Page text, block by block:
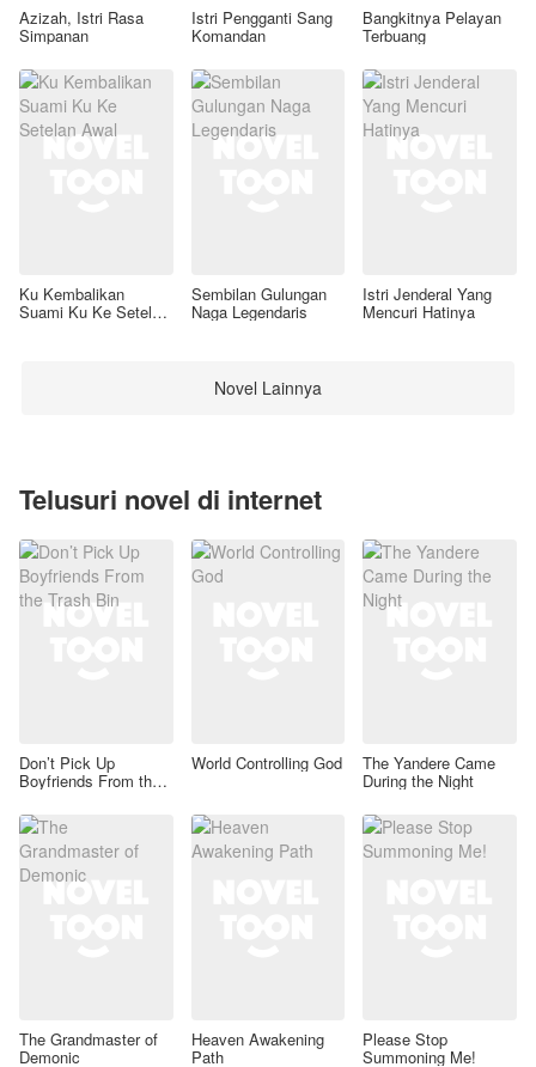
Azizah, Istri Rasa
Simpanan
Istri Pengganti Sang
Komandan
Bangkitnya Pelayan
Terbuang
Ku Kembalikan
Suami Ku Ke Setelan
Sembilan Gulungan
Naga Legendaris
Istri Jenderal Yang
Mencuri Hatinya
Novel Lainnya
Telusuri novel di internet
Don’t Pick Up
Boyfriends From the
World Controlling God The Yandere Came
During the Night
The Grandmaster of
Demonic
Heaven Awakening
Path
Please Stop
Summoning Me!